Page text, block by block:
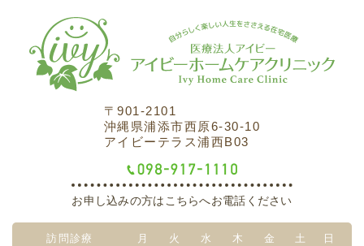
〒901-2101
沖縄県浦添市西原6-30-10
アイビーテラス浦西B03
お申し込みの方はこちらへお電話ください
訪問診療 月 火 水 木 金 土 日